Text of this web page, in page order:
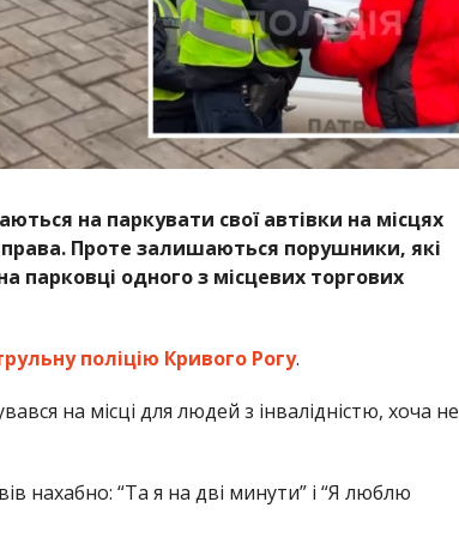
на паркувати свої автівки на місцях
Проте залишаються порушники, які
парковці одного з місцевих торгових
поліцію Кривого Рогу.
на місці для людей з інвалідністю, хоча не
нахабно: “Та я на дві минути” і “Я люблю